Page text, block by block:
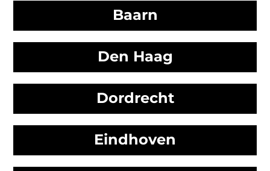
Baarn
Den Haag
Dordrecht
Eindhoven